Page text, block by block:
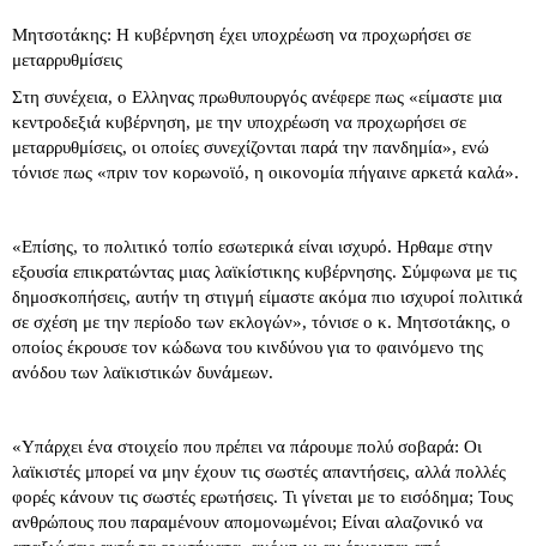
Μητσοτάκης: Η κυβέρνηση έχει υποχρέωση να προχωρήσει σε
μεταρρυθμίσεις
Στη συνέχεια, ο Ελληνας πρωθυπουργός ανέφερε πως «είμαστε μια
κεντροδεξιά κυβέρνηση, με την υποχρέωση να προχωρήσει σε
μεταρρυθμίσεις, οι οποίες συνεχίζονται παρά την πανδημία», ενώ
τόνισε πως «πριν τον κορωνοϊό, η οικονομία πήγαινε αρκετά καλά».
«Επίσης, το πολιτικό τοπίο εσωτερικά είναι ισχυρό. Ηρθαμε στην
εξουσία επικρατώντας μιας λαϊκίστικης κυβέρνησης. Σύμφωνα με τις
δημοσκοπήσεις, αυτήν τη στιγμή είμαστε ακόμα πιο ισχυροί πολιτικά
σε σχέση με την περίοδο των εκλογών», τόνισε ο κ. Μητσοτάκης, ο
οποίος έκρουσε τον κώδωνα του κινδύνου για το φαινόμενο της
ανόδου των λαϊκιστικών δυνάμεων.
«Υπάρχει ένα στοιχείο που πρέπει να πάρουμε πολύ σοβαρά: Οι
λαϊκιστές μπορεί να μην έχουν τις σωστές απαντήσεις, αλλά πολλές
φορές κάνουν τις σωστές ερωτήσεις. Τι γίνεται με το εισόδημα; Τους
ανθρώπους που παραμένουν απομονωμένοι; Είναι αλαζονικό να